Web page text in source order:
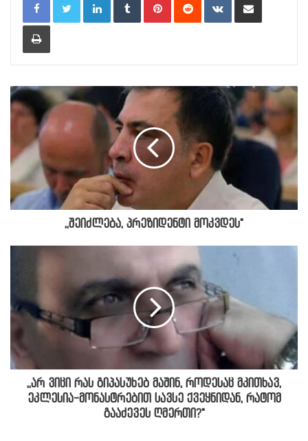
Print
,,შეიძლება, პრეზიდენტი მოკვდეს"
,,არ ვიცი რას გიპასუხებ მაშინ, როდესაც მკითხავ,
ეკლესია-მონასტრებით სავსე ქვეყნიდან, რატომ
გააძევეს ღმერთი?"